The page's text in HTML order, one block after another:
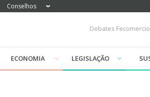
Conselhos
Debates Fecomercio
ECONOMIA LEGISLAÇÃO